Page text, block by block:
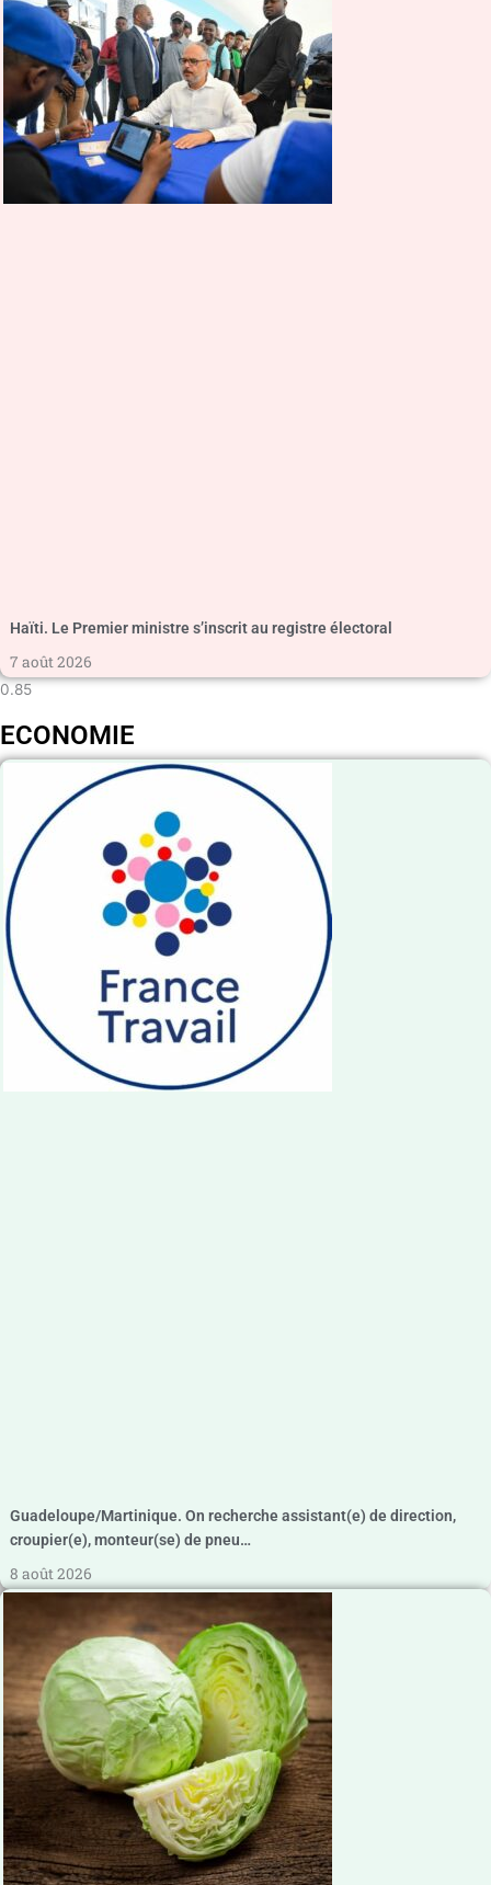
Haïti. Le Premier ministre s’inscrit au registre électoral
7 août 2026
ECONOMIE
Guadeloupe/Martinique. On recherche assistant(e) de direction,
croupier(e), monteur(se) de pneu…
8 août 2026